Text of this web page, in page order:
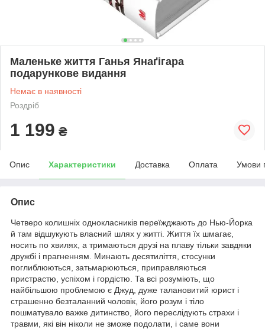
Маленьке життя Ганья Янаґігара
подарункове видання
Немає в наявності
Роздріб
1 199 ₴
Опис Характеристики Доставка Оплата Умови
Опис
Четверо колишніх однокласників переїжджають до Нью-Йорка
й там відшукують власний шлях у житті. Життя їх шмагає,
носить по хвилях, а тримаються друзі на плаву тільки завдяки
дружбі і прагненням. Минають десятиліття, стосунки
поглиблюються, затьмарюються, приправляються
пристрастю, успіхом і гордістю. Та всі розуміють, що
найбільшою проблемою є Джуд, дуже талановитий юрист і
страшенно безталанний чоловік, його розум і тіло
пошматувало важке дитинство, його переслідують страхи і
травми, які він ніколи не зможе подолати, і саме вони